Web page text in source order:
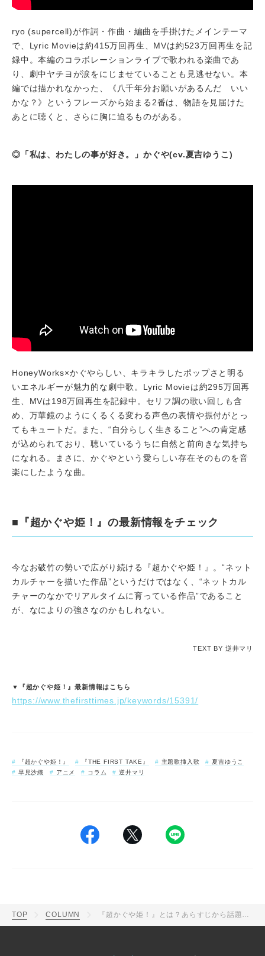
ryo (supercell)が作詞・作曲・編曲を手掛けたメインテーマ
で、Lyric Movieは約415万回再生、MVは約523万回再生を記
録中。本編のコラボレーションライブで歌われる楽曲であ
り、劇中ヤチヨが涙をにじませていることも見逃せない。本
編では描かれなかった、《八千年分お願いがあるんだ いい
かな？》というフレーズから始まる2番は、物語を見届けた
あとに聴くと、さらに胸に迫るものがある。
◎「私は、わたしの事が好き。」かぐや(cv.夏吉ゆうこ)
HoneyWorks×かぐやらしい、キラキラしたポップさと明る
いエネルギーが魅力的な劇中歌。Lyric Movieは約295万回再
生、MVは198万回再生を記録中。セリフ調の歌い回しも含
め、万華鏡のようにくるくる変わる声色の表情や振付がとっ
てもキュートだ。また、“自分らしく生きること”への肯定感
が込められており、聴いているうちに自然と前向きな気持ち
になれる。まさに、かぐやという愛らしい存在そのものを音
楽にしたような曲。
■『超かぐや姫！』の最新情報をチェック
今なお破竹の勢いで広がり続ける『超かぐや姫！』。“ネット
カルチャーを描いた作品”というだけではなく、“ネットカル
チャーのなかでリアルタイムに育っている作品”であること
が、なによりの強さなのかもしれない。
TEXT BY 逆井マリ
▼『超かぐや姫！』最新情報はこちら
https://www.thefirsttimes.jp/keywords/15391/
『超かぐや姫！』 『THE FIRST TAKE』 主題歌挿入歌
夏吉ゆうこ
早見沙織
アニメ コラム 逆井マリ
TOP COLUMN 『超かぐや姫！』とは？あらすじから話題の楽曲解説まで映画館上映も大ヒットする人気の理由を徹底解説